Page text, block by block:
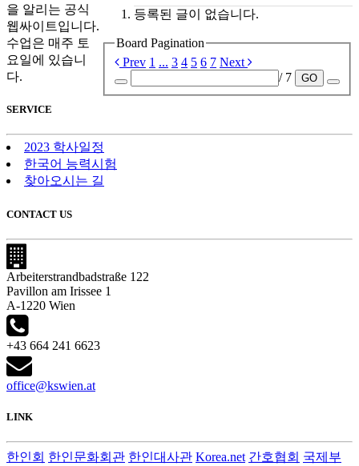
등록된 글이 없습니다.
Board Pagination
Prev 1 ... 3 4 5 6 7 Next
/ 7
GO
을 알리는 공식
웹싸이트입니다.
수업은 매주 토
요일에 있습니
다.
SERVICE
2023 학사일정
한국어 능력시험
찾아오시는 길
CONTACT US
Arbeiterstrandbadstraße 122
Pavillon am Irissee 1
A-1220 Wien
+43 664 241 6623
office@kswien.at
LINK
한인회 한인문화회관 한인대사관 Korea.net 간호협회 국제부